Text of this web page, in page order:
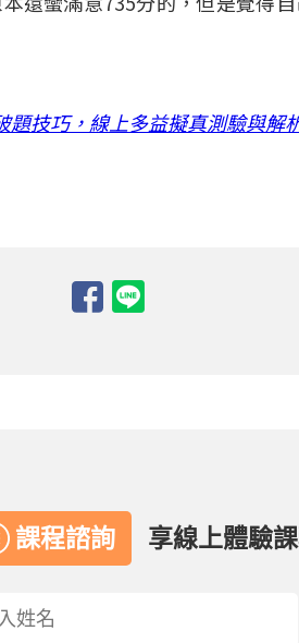
技巧，線上多益擬真測驗與解
課程諮詢 享線上體驗